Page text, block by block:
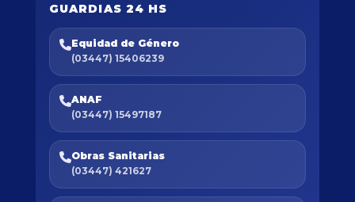
GUARDIAS 24 HS
Equidad de Género
(03447) 15406239
ANAF
(03447) 15497187
Obras Sanitarias
(03447) 421627